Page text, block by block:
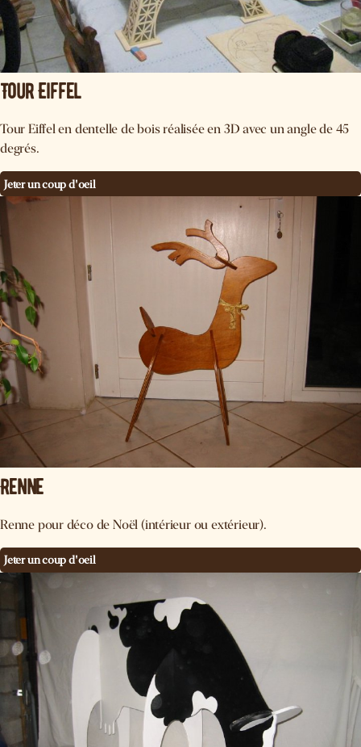
Tour Eiffel
Tour Eiffel en dentelle de bois réalisée en 3D avec un angle de 45
degrés.
Jeter un coup d'oeil
Renne
Renne pour déco de Noël (intérieur ou extérieur).
Jeter un coup d'oeil